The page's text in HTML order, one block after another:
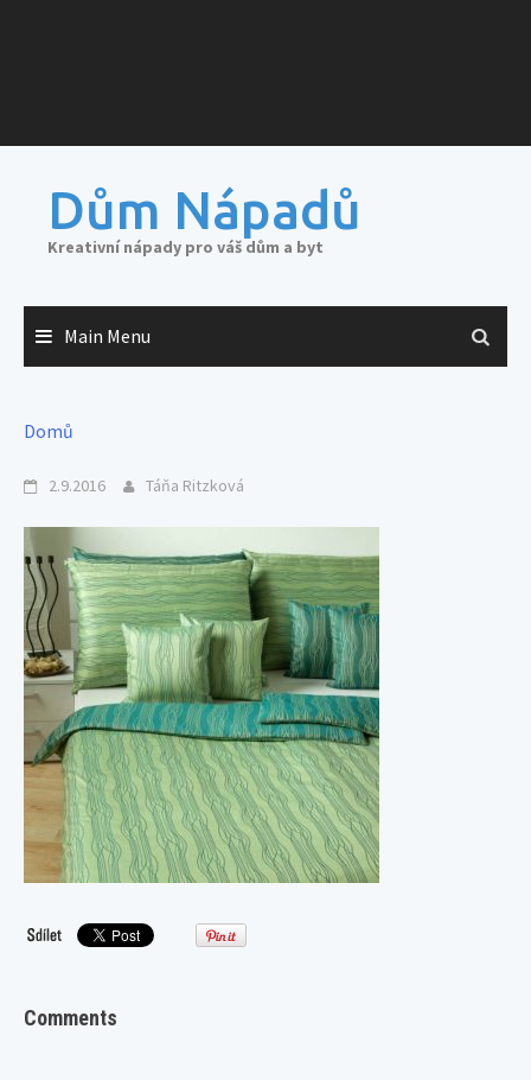
Dům Nápadů
Kreativní nápady pro váš dům a byt
Main Menu
Domů
2.9.2016 Táňa Ritzková
Comments